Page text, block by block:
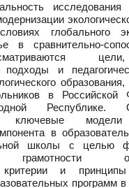
исследования
глобального
в сравнительно-
подходы и
в Российской
Республике.
модели
в
школы с целью
грамотности
критерии и принципы
программ